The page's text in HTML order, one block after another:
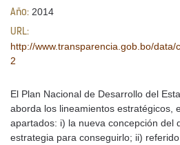
Año: 2014
URL:
http://www.transparencia.gob.bo/
2
El Plan Nacional de Desarrollo del
aborda los lineamientos estratégicos,
apartados: i) la nueva concepción del
estrategia para conseguirlo; ii) referido